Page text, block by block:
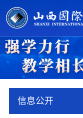
信息公开